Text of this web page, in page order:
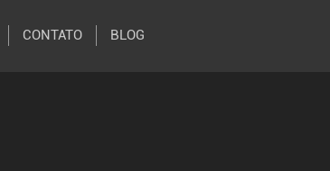
CONTATO BLOG